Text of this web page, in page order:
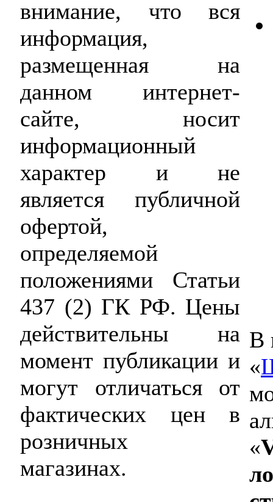
внимание, что вся
информация,
размещенная на
данном интернет-
сайте, носит
информационный
характер и не
является публичной
офертой,
определяемой
положениями Статьи
437 (2) ГК РФ. Цены
действительны на
момент публикации и
могут отличаться от
фактических цен в
розничных
магазинах.
В
«
«